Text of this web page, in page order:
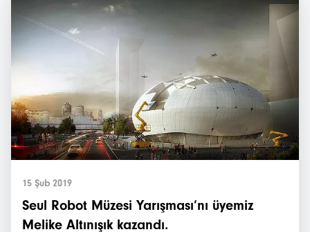
15 Şub 2019
Seul Robot Müzesi Yarışması’nı üyemiz
Melike Altınışık kazandı.